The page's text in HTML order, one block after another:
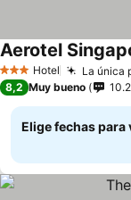
3 Estrellas
Hotel La única
Aerotel
8,2 Muy bueno
Elige fechas